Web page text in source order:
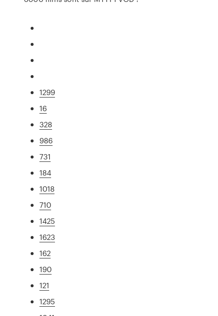
1299
16
328
986
731
184
1018
710
1425
1623
162
190
121
1295